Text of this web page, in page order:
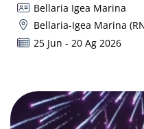
Bellaria Igea Marina
Bellaria-Igea Marina
25 Jun - 20 Ag 2026